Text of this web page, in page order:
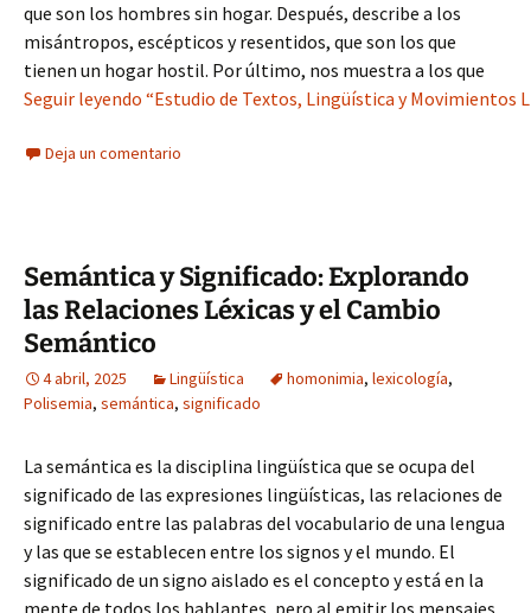
que son los hombres sin hogar. Después, describe a los
misántropos, escépticos y resentidos, que son los que
tienen un hogar hostil. Por último, nos muestra a los que
Seguir leyendo “Estudio de Textos, Lingüística y Movimientos
Deja un comentario
Semántica y Significado: Explorando
las Relaciones Léxicas y el Cambio
Semántico
4 abril, 2025 Lingüística homonimia, lexicología,
Polisemia, semántica, significado
La semántica es la disciplina lingüística que se ocupa del
significado de las expresiones lingüísticas, las relaciones de
significado entre las palabras del vocabulario de una lengua
y las que se establecen entre los signos y el mundo. El
significado de un signo aislado es el concepto y está en la
mente de todos los hablantes, pero al emitir los mensajes,